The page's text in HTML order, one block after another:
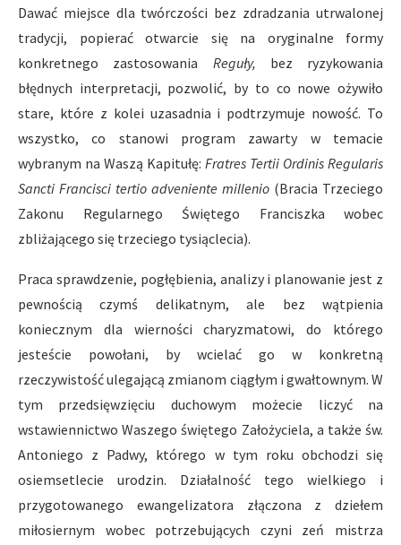
Dawać miejsce dla twórczości bez zdradzania utrwalonej
tradycji, popierać otwarcie się na oryginalne formy
konkretnego zastosowania Reguły, bez ryzykowania
błędnych interpretacji, pozwolić, by to co nowe ożywiło
stare, które z kolei uzasadnia i podtrzymuje nowość. To
wszystko, co stanowi program zawarty w temacie
wybranym na Waszą Kapitułę: Fratres Tertii Ordinis Regularis
Sancti Francisci tertio adveniente millenio (Bracia Trzeciego
Zakonu Regularnego Świętego Franciszka wobec
zbliżającego się trzeciego tysiąclecia).
Praca sprawdzenie, pogłębienia, analizy i planowanie jest z
pewnością czymś delikatnym, ale bez wątpienia
koniecznym dla wierności charyzmatowi, do którego
jesteście powołani, by wcielać go w konkretną
rzeczywistość ulegającą zmianom ciągłym i gwałtownym. W
tym przedsięwzięciu duchowym możecie liczyć na
wstawiennictwo Waszego świętego Założyciela, a także św.
Antoniego z Padwy, którego w tym roku obchodzi się
osiemsetlecie urodzin. Działalność tego wielkiego i
przygotowanego ewangelizatora złączona z dziełem
miłosiernym wobec potrzebujących czyni zeń mistrza